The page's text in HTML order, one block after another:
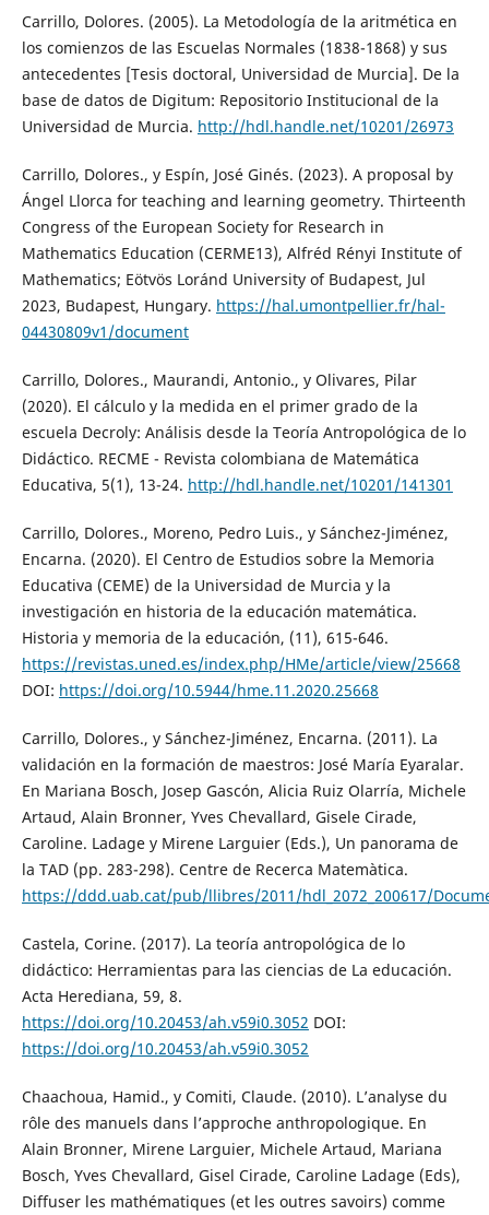
Carrillo, Dolores. (2005). La Metodología de la aritmética en
los comienzos de las Escuelas Normales (1838-1868) y sus
antecedentes [Tesis doctoral, Universidad de Murcia]. De la
base de datos de Digitum: Repositorio Institucional de la
Universidad de Murcia. http://hdl.handle.net/10201/26973
Carrillo, Dolores., y Espín, José Ginés. (2023). A proposal by
Ángel Llorca for teaching and learning geometry. Thirteenth
Congress of the European Society for Research in
Mathematics Education (CERME13), Alfréd Rényi Institute of
Mathematics; Eötvös Loránd University of Budapest, Jul
2023, Budapest, Hungary. https://hal.umontpellier.fr/hal-
04430809v1/document
Carrillo, Dolores., Maurandi, Antonio., y Olivares, Pilar
(2020). El cálculo y la medida en el primer grado de la
escuela Decroly: Análisis desde la Teoría Antropológica de lo
Didáctico. RECME - Revista colombiana de Matemática
Educativa, 5(1), 13-24. http://hdl.handle.net/10201/141301
Carrillo, Dolores., Moreno, Pedro Luis., y Sánchez-Jiménez,
Encarna. (2020). El Centro de Estudios sobre la Memoria
Educativa (CEME) de la Universidad de Murcia y la
investigación en historia de la educación matemática.
Historia y memoria de la educación, (11), 615-646.
https://revistas.uned.es/index.php/HMe/article/view/25668
DOI: https://doi.org/10.5944/hme.11.2020.25668
Carrillo, Dolores., y Sánchez-Jiménez, Encarna. (2011). La
validación en la formación de maestros: José María Eyaralar.
En Mariana Bosch, Josep Gascón, Alicia Ruiz Olarría, Michele
Artaud, Alain Bronner, Yves Chevallard, Gisele Cirade,
Caroline. Ladage y Mirene Larguier (Eds.), Un panorama de
la TAD (pp. 283-298). Centre de Recerca Matemàtica.
https://ddd.uab.cat/pub/llibres/2011/hdl_2072_200617/
Castela, Corine. (2017). La teoría antropológica de lo
didáctico: Herramientas para las ciencias de La educación.
Acta Herediana, 59, 8.
https://doi.org/10.20453/ah.v59i0.3052 DOI:
https://doi.org/10.20453/ah.v59i0.3052
Chaachoua, Hamid., y Comiti, Claude. (2010). L’analyse du
rôle des manuels dans l’approche anthropologique. En
Alain Bronner, Mirene Larguier, Michele Artaud, Mariana
Bosch, Yves Chevallard, Gisel Cirade, Caroline Ladage (Eds),
Diffuser les mathématiques (et les outres savoirs) comme